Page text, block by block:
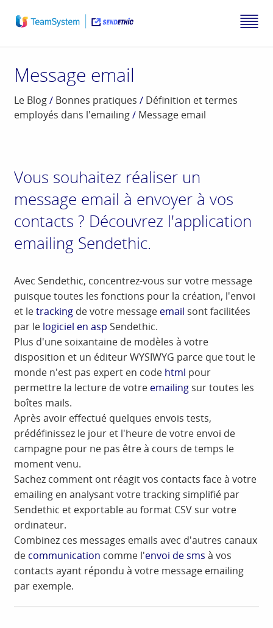
Message email
Le Blog/ Bonnes pratiques / Définition et termes
employés dans l'emailing/ Message email
Vous souhaitez réaliser un
message email à envoyer à vos
contacts ? Découvrez l'application
emailing Sendethic.
Avec Sendethic, concentrez-vous sur votre message
puisque toutes les fonctions pour la création, l'envoi
et letracking de votre message email sont facilitées
par le logiciel en asp Sendethic.
Plus d'une soixantaine de modèles à votre
disposition et un éditeur WYSIWYG parce que tout le
monde n'est pas expert en code html pour
permettre la lecture de votre emailing sur toutes les
boîtes mails.
Après avoir effectué quelques envois tests,
prédéfinissez le jour et l'heure de votre envoi de
campagne pour ne pas être à cours de temps le
moment venu.
Sachez comment ont réagit vos contacts face à votre
emailing en analysant votre tracking simplifié par
Sendethic et exportable au format CSV sur votre
ordinateur.
Combinez ces messages emails avec d'autres canaux
de communication comme l'envoi de sms à vos
contacts ayant répondu à votre message emailing
par exemple.